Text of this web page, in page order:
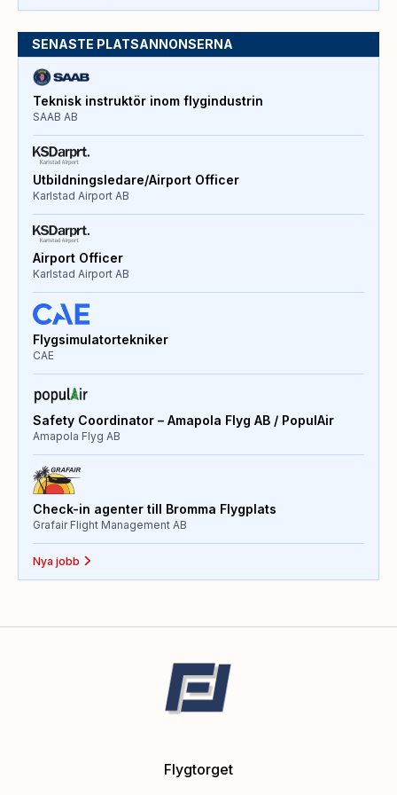
SENASTE PLATSANNONSERNA
Teknisk instruktör inom flygindustrin
SAAB AB
Utbildningsledare/Airport Officer
Karlstad Airport AB
Airport Officer
Karlstad Airport AB
Flygsimulatortekniker
CAE
Safety Coordinator – Amapola Flyg AB / PopulAir
Amapola Flyg AB
Check-in agenter till Bromma Flygplats
Grafair Flight Management AB
Nya jobb
Flygtorget